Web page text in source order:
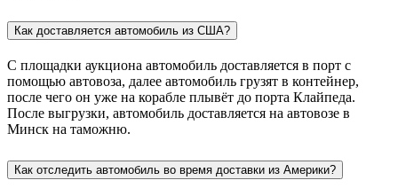
Как доставляется автомобиль из США?
С площадки аукциона автомобиль доставляется в порт с
помощью автовоза, далее автомобиль грузят в контейнер,
после чего он уже на корабле плывёт до порта Клайпеда.
После выгрузки, автомобиль доставляется на автовозе в
Минск на таможню.
Как отследить автомобиль во время доставки из Америки?